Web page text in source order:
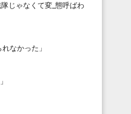
じゃなくて変_態呼ばわ
なかった 」
」